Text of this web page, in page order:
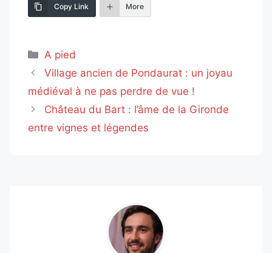
Copy Link More
Catégories
A pied
Village ancien de Pondaurat : un joyau
médiéval à ne pas perdre de vue !
Château du Bart : l’âme de la Gironde
entre vignes et légendes